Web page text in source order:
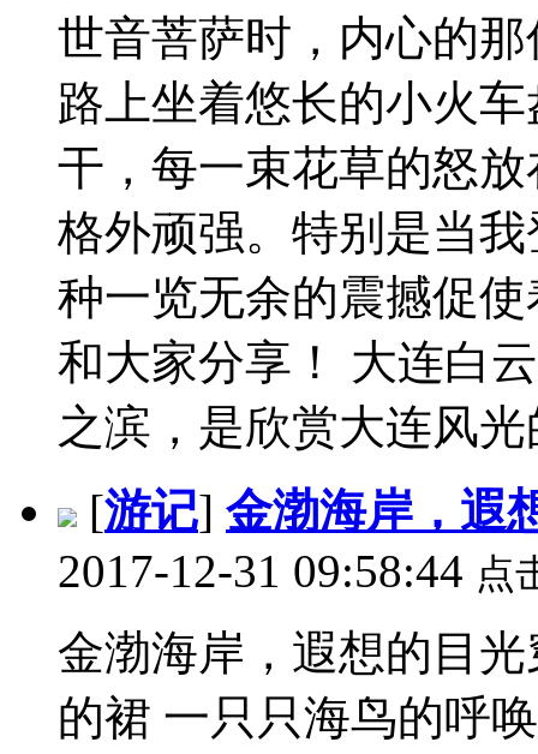
世音菩萨时，内心的
路上坐着悠长的小火
干，每一束花草的怒
格外顽强。特别是当
种一览无余的震撼促
和大家分享！ 大连白
之滨，是欣赏大连风
[游记] 金渤海岸，遐
2017-12-31 09:58:44 点
金渤海岸，遐想的目
的裙 一只只海鸟的呼